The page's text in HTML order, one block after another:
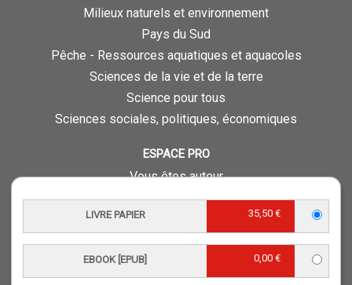
LIVRE PAPIER 35,50 €
EBOOK [EPUB] 0,00 €
Milieux naturels et environnement
Pays du Sud
Pêche - Ressources aquatiques et aquacoles
Sciences de la vie et de la terre
Science pour tous
Sciences sociales, politiques, économiques
ESPACE PRO
Vous êtes auteur
Vous êtes journaliste
Vous êtes libraire
Foreign rights